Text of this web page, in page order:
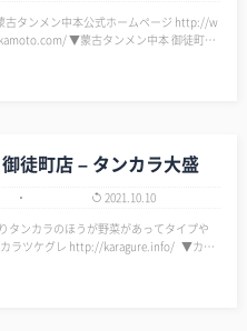
古タンメン中本公式ホームページ http://w
ンメン中本 御徒町店
徒町店 – タンカラ大盛
2021.10.10
タンカラのほうが野菜があってタイプや